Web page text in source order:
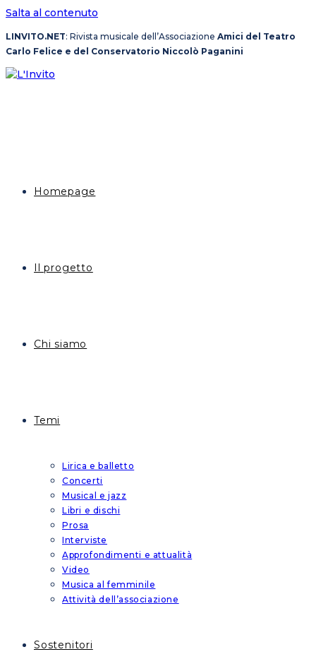
Salta al contenuto
LINVITO.NET: Rivista musicale dell’Associazione Amici del Teatro
Carlo Felice e del Conservatorio Niccolò Paganini
Homepage
Il progetto
Chi siamo
Temi
Lirica e balletto
Concerti
Musical e jazz
Libri e dischi
Prosa
Interviste
Approfondimenti e attualità
Video
Musica al femminile
Attività dell’associazione
Sostenitori